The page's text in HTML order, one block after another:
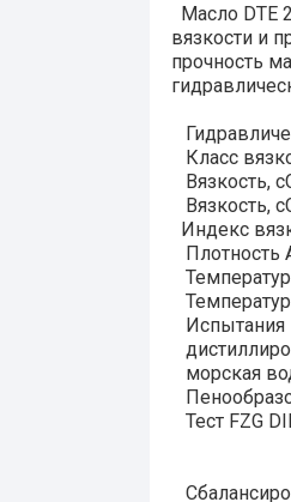
Масло DTE
вязкости и
прочность
Класс
Вязкость,
Вязкость,
Индекс
Плотность
Испытания
морская
Тест FZG